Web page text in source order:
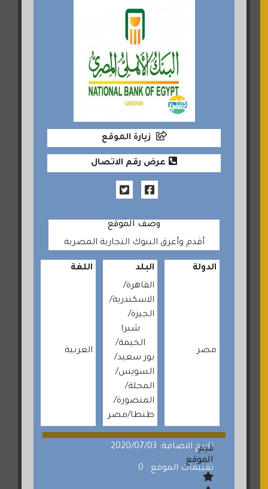
زيارة الموقع
عرض رقم الاتصال
وصف الموقع
أقدم وأعرق البنوك التجارية المصرية
الدولة
مصر
البلد
القاهرة
الاسكندرية
الجيزة
شبرا
الخيمة
بور سعيد
السويس
المحلة
المنصورة
طنطا مصر
اللغة
العربية
تاريخ الاضافة: 2020/07/03
تقييمات الموقع : 0
قيم
الموقع